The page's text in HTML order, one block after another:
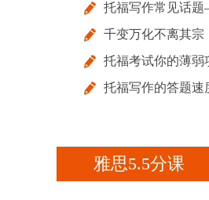
托福写作常见话
千变万化不离其宗
些旧套路？
托福考试你的薄弱
握这些技巧事半功倍
托福写作的答题速
雅思5.5分课